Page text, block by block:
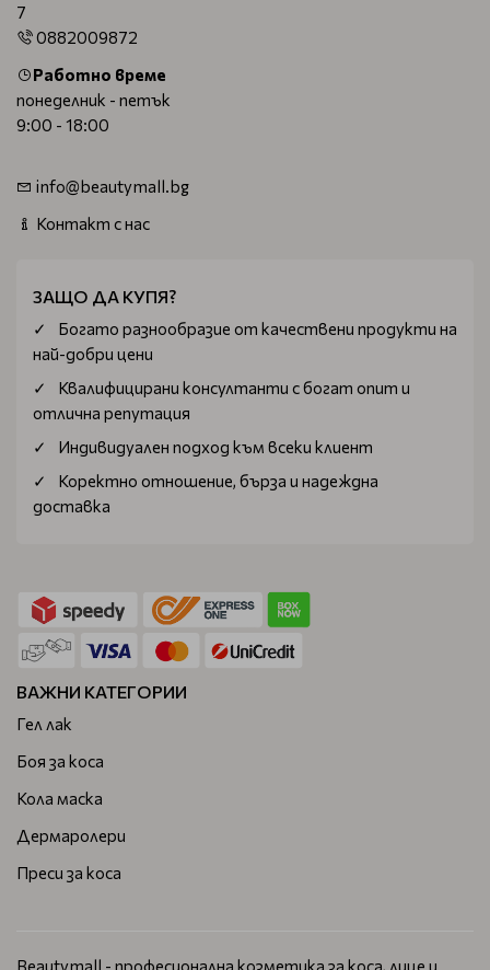
7
0882009872
Работно време
понеделник - петък
9:00 - 18:00
info@beautymall.bg
Контакт с нас
ЗАЩО ДА КУПЯ?
Богатo разнообразие от качествени продукти на
най-добри цени
Квалифицирани консултанти с богат опит и
отлична репутация
Индивидуален подход към всеки клиент
Коректно отношение, бърза и надеждна
доставка
ВАЖНИ КАТЕГОРИИ
Гел лак
Боя за коса
Кола маска
Дермаролери
Преси за коса
Beautymall - професионална козметика за коса, лице и